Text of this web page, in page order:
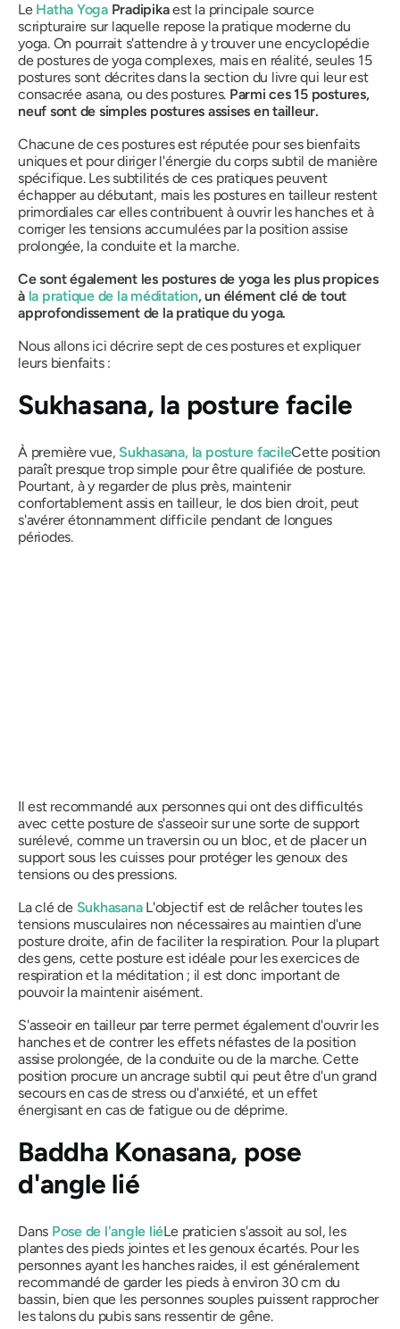
Le Hatha YogaPradipikaest la principale source
scripturaire sur laquelle repose la pratique moderne du
yoga. On pourrait s'attendre à y trouver une encyclopédie
de postures de yoga complexes, mais en réalité, seules 15
postures sont décrites dans la section du livre qui leur est
consacrée asana, ou des postures. Parmi ces 15 postures,
neuf sont de simples postures assises en tailleur.
Chacune de ces postures est réputée pour ses bienfaits
uniques et pour diriger l'énergie du corps subtil de manière
spécifique. Les subtilités de ces pratiques peuvent
échapper au débutant, mais les postures en tailleur restent
primordiales car elles contribuent à ouvrir les hanches et à
corriger les tensions accumulées par la position assise
prolongée, la conduite et la marche.
Ce sont également les postures de yoga les plus propices
à la pratique de la méditation, un élément clé de tout
approfondissement de la pratique du yoga.
Nous allons ici décrire sept de ces postures et expliquer
leurs bienfaits :
Sukhasana, la posture facile
À première vue, Sukhasana, la posture facileCette position
paraît presque trop simple pour être qualifiée de posture.
Pourtant, à y regarder de plus près, maintenir
confortablement assis en tailleur, le dos bien droit, peut
s'avérer étonnamment difficile pendant de longues
périodes.
Il est recommandé aux personnes qui ont des difficultés
avec cette posture de s'asseoir sur une sorte de support
surélevé, comme un traversin ou un bloc, et de placer un
support sous les cuisses pour protéger les genoux des
tensions ou des pressions.
La clé de Sukhasana L'objectif est de relâcher toutes les
tensions musculaires non nécessaires au maintien d'une
posture droite, afin de faciliter la respiration. Pour la plupart
des gens, cette posture est idéale pour les exercices de
respiration et la méditation ; il est donc important de
pouvoir la maintenir aisément.
S'asseoir en tailleur par terre permet également d'ouvrir les
hanches et de contrer les effets néfastes de la position
assise prolongée, de la conduite ou de la marche. Cette
position procure un ancrage subtil qui peut être d'un grand
secours en cas de stress ou d'anxiété, et un effet
énergisant en cas de fatigue ou de déprime.
Baddha Konasana, pose
d'angle lié
Dans Pose de l'angle liéLe praticien s'assoit au sol, les
plantes des pieds jointes et les genoux écartés. Pour les
personnes ayant les hanches raides, il est généralement
recommandé de garder les pieds à environ 30 cm du
bassin, bien que les personnes souples puissent rapprocher
les talons du pubis sans ressentir de gêne.